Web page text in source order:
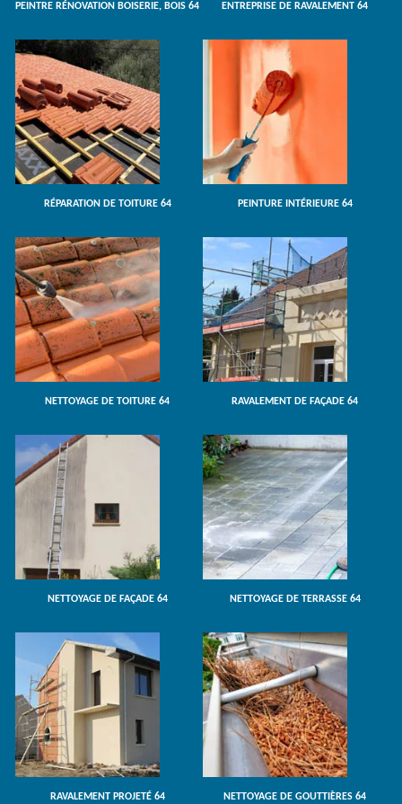
PEINTRE RÉNOVATION BOISERIE, BOIS 64 ENTREPRISE DE RAVALEMENT 64
RÉPARATION DE TOITURE 64 PEINTURE INTÉRIEURE 64
NETTOYAGE DE TOITURE 64 RAVALEMENT DE FAÇADE 64
NETTOYAGE DE FAÇADE 64 NETTOYAGE DE TERRASSE 64
RAVALEMENT PROJETÉ 64 NETTOYAGE DE GOUTTIÈRES 64